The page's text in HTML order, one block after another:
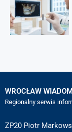
WROCŁAW
Regionalny serwis
ZP20 Piotr